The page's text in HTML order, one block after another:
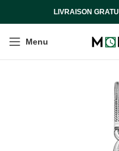
LIVRAISON
Menu